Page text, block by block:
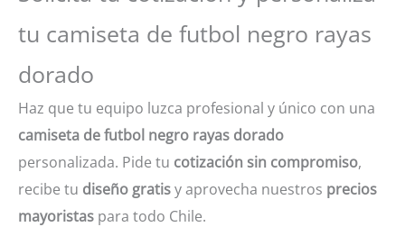
tu camiseta de futbol negro rayas
dorado
Haz que tu equipo luzca profesional y único con una
camiseta de futbol negro rayas dorado
personalizada. Pide tu cotización sin compromiso,
recibe tu diseño gratisy aprovecha nuestros precios
mayoristas para todo Chile.